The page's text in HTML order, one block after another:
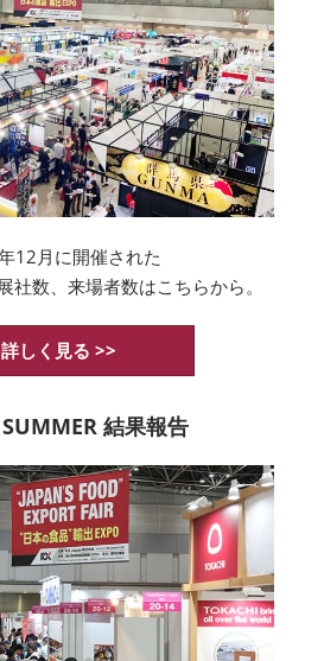
12月に開催された
社数、来場者数はこちらから。
詳しく見る >>
結果報告